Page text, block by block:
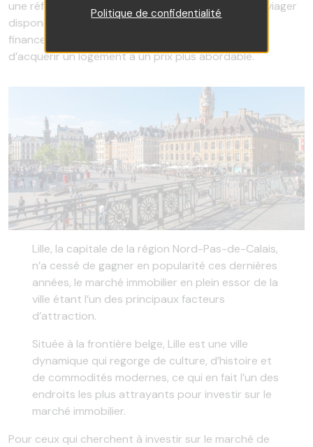
une référence et des informations sur les biens en viager
disponibles, donnant aux retraités la possibilité de
financer leur retraite et aux acheteurs la possibilité
d’acquérir un logement à un prix plus abordable.
Lille, la capitale de la région Nord-Pas-de-Calais,
n’a cessé de gagner en popularité ces dernières
années, le marché immobilier en plein essor de la
ville étant l’un des principaux facteurs
d’attraction.
Située à la frontière belge, Lille est une ville
dynamique qui regorge de culture, d’histoire et
de commodités modernes, ce qui en fait l’un des
endroits les plus attrayants pour investir sur le
marché immobilier.
Pour ceux qui cherchent à investir sur le marché de
Politique de confidentialité